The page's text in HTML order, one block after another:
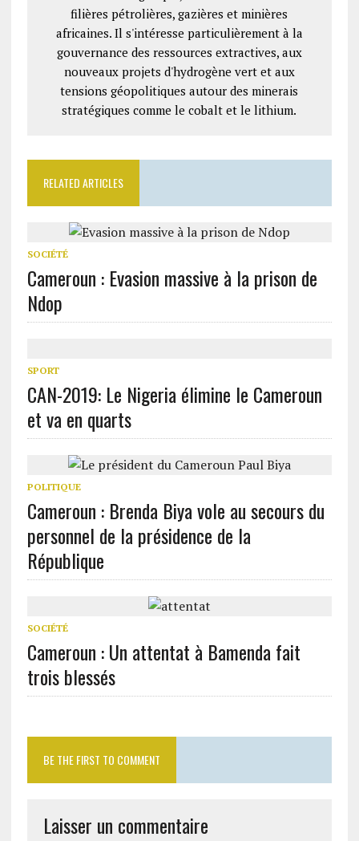
filières pétrolières, gazières et minières
africaines. Il s'intéresse particulièrement à la
gouvernance des ressources extractives, aux
nouveaux projets d'hydrogène vert et aux
tensions géopolitiques autour des minerais
stratégiques comme le cobalt et le lithium.
RELATED ARTICLES
SOCIÉTÉ
Cameroun : Evasion massive à la prison de
Ndop
SPORT
CAN-2019: Le Nigeria élimine le Cameroun
et va en quarts
POLITIQUE
Cameroun : Brenda Biya vole au secours du
personnel de la présidence de la
République
SOCIÉTÉ
Cameroun : Un attentat à Bamenda fait
trois blessés
BE THE FIRST TO COMMENT
Laisser un commentaire